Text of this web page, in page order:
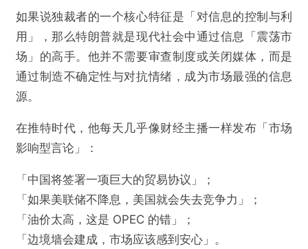
如果说独裁者的一个核心特征是「对信息的控制与利
用」，那么特朗普就是现代社会中通过信息「震荡市
场」的高手。他并不需要审查制度或关闭媒体，而是
通过制造不确定性与对抗情绪，成为市场最强的信息
源。
在推特时代，他每天几乎像财经主播一样发布「市场
影响型言论」：
「中国将签署一项巨大的贸易协议」；
「如果美联储不降息，美国就会失去竞争力」；
「油价太高，这是 OPEC 的错」；
「边境墙会建成，市场应该感到安心」。